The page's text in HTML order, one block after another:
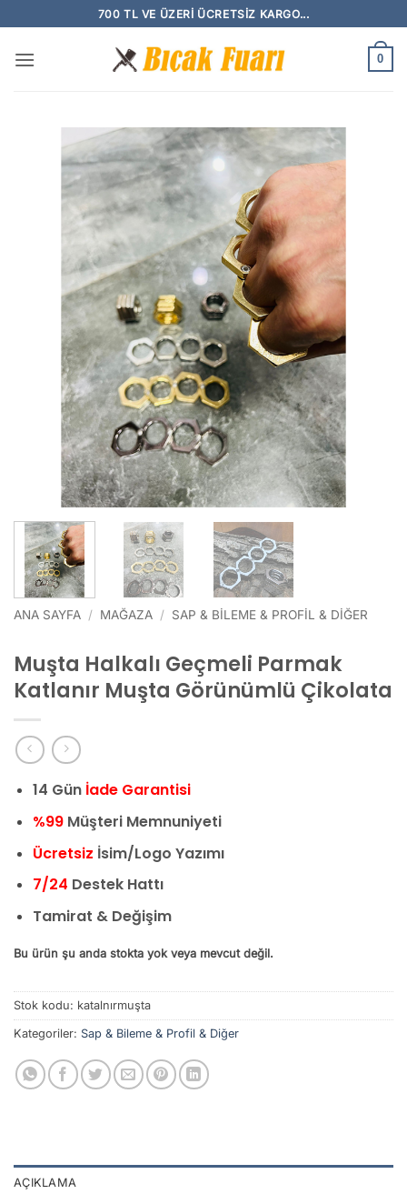
atla
700 TL VE ÜZERI ÜCRETSIZ KARGO...
0
ANA SAYFA / MAĞAZA / SAP & BILEME & PROFIL & DIĞER
Muşta Halkalı Geçmeli Parmak
Katlanır Muşta Görünümlü Çikolata
14 Gün İade Garantisi
%99Müşteri Memnuniyeti
Ücretsiz İsim/Logo Yazımı
7/24 Destek Hattı
Tamirat & Değişim
Bu ürün şu anda stokta yok veya mevcut değil.
Stok kodu: katalnırmuşta
Kategoriler: Sap & Bileme & Profil & Diğer
AÇIKLAMA